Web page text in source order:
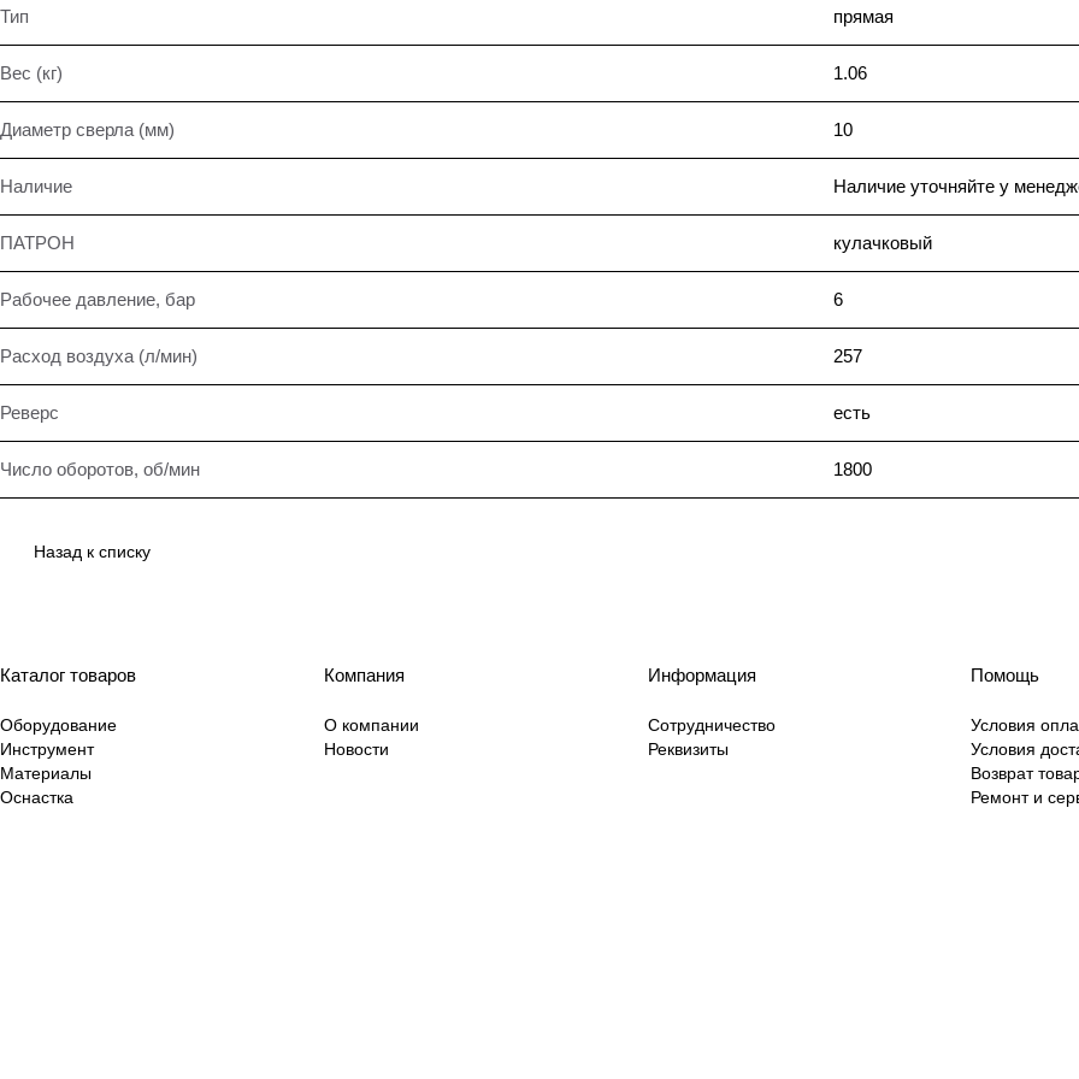
Тип прямая
Вес (кг) 1.06
Диаметр сверла (мм) 10
Наличие Наличие уточняйте у
ПАТРОН кулачковый
Рабочее давление, бар 6
Расход воздуха (л/мин) 257
Реверс есть
Число оборотов, об/мин 1800
Назад к списку
Каталог товаров
Оборудование
Инструмент
Материалы
Оснастка
Компания
О компании
Новости
Информация
Сотрудничество
Реквизиты
Помощь
Условия
Условия
Возврат
Ремонт и